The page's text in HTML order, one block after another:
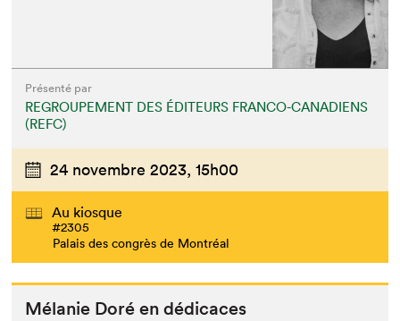
Présenté par
REGROUPEMENT DES ÉDITEURS FRANCO-CANADIENS
(REFC)
24 novembre 2023, 15h00
Au kiosque
#2305
Palais des congrès de Montréal
Mélanie Doré en dédicaces